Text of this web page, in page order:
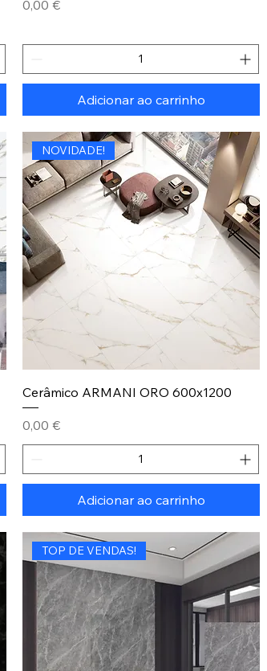
Preço
0,00 €
Adicionar ao carrinho
NOVIDADE!
Cerâmico ARMANI ORO 600x1200
Preço
0,00 €
Adicionar ao carrinho
TOP DE VENDAS!